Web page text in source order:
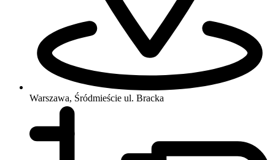
Warszawa, Śródmieście ul. Bracka